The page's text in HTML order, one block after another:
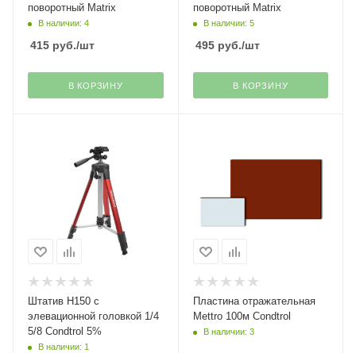
поворотный Matrix
В наличии: 4
415 руб./шт
В КОРЗИНУ
поворотный Matrix
В наличии: 5
495руб./шт
В КОРЗИНУ
Штатив H150 с
элевационной головкой 1/4
5/8 Condtrol 5%
В наличии: 1
Пластина отражательная
Mettro 100м Condtrol
В наличии: 3